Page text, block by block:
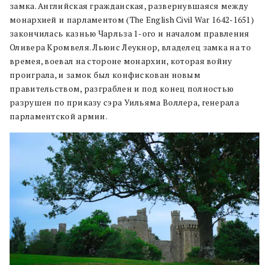
замка. Английская гражданская, развернувшаяся между
монархией и парламентом (The English Civil War 1642-1651)
закончилась казнью Чарльза 1-ого и началом правления
Оливера Кромвеля. Льюис Леукнор, владелец замка на то
времея, воевал на стороне монархии, которая войну
проиграла, и замок был конфискован новым
правительством, разграблен и под конец полностью
разрушен по приказу сэра Уильяма Воллера, генерала
парламентской армии.